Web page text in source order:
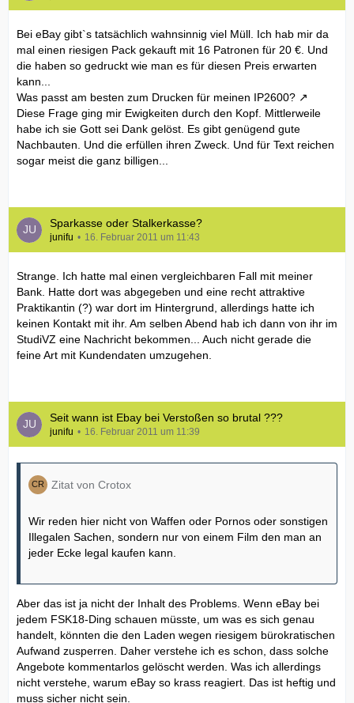
Bei eBay gibt`s tatsächlich wahnsinnig viel Müll. Ich hab mir da
mal einen riesigen Pack gekauft mit 16 Patronen für 20 €. Und
die haben so gedruckt wie man es für diesen Preis erwarten
kann...
Was passt am besten zum Drucken für meinen IP2600?
Diese Frage ging mir Ewigkeiten durch den Kopf. Mittlerweile
habe ich sie Gott sei Dank gelöst. Es gibt genügend gute
Nachbauten. Und die erfüllen ihren Zweck. Und für Text reichen
sogar meist die ganz billigen...
Sparkasse oder Stalkerkasse?
junifu 16. Februar 2011 um 11:43
Strange. Ich hatte mal einen vergleichbaren Fall mit meiner
Bank. Hatte dort was abgegeben und eine recht attraktive
Praktikantin (?) war dort im Hintergrund, allerdings hatte ich
keinen Kontakt mit ihr. Am selben Abend hab ich dann von ihr im
StudiVZ eine Nachricht bekommen... Auch nicht gerade die
feine Art mit Kundendaten umzugehen.
Seit wann ist Ebay bei Verstoßen so brutal ???
junifu 16. Februar 2011 um 11:39
Zitat von Crotox
Wir reden hier nicht von Waffen oder Pornos oder sonstigen
Illegalen Sachen, sondern nur von einem Film den man an
jeder Ecke legal kaufen kann.
Aber das ist ja nicht der Inhalt des Problems. Wenn eBay bei
jedem FSK18-Ding schauen müsste, um was es sich genau
handelt, könnten die den Laden wegen riesigem bürokratischen
Aufwand zusperren. Daher verstehe ich es schon, dass solche
Angebote kommentarlos gelöscht werden. Was ich allerdings
nicht verstehe, warum eBay so krass reagiert. Das ist heftig und
muss sicher nicht sein.